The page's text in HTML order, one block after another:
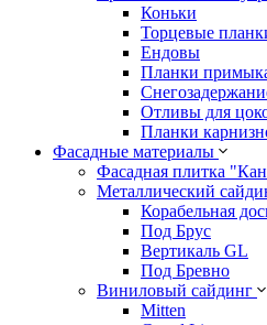
Коньки
Торцевые
Ендовы
Планки
Отливы для
Планки
Фасадные материалы
Фасадная плитка
Металлический
Корабельная
Под Брус
Вертикаль GL
Под Бревно
Виниловый сайдинг
Mitten